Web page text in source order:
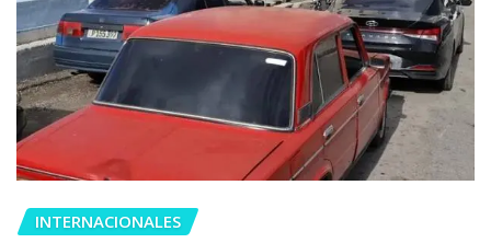
INTERNACIONALES